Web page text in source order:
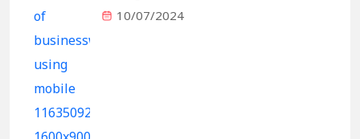
10/07/2024